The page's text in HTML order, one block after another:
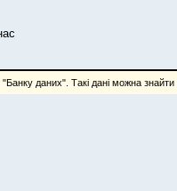
даних". Такі дані можна знайти